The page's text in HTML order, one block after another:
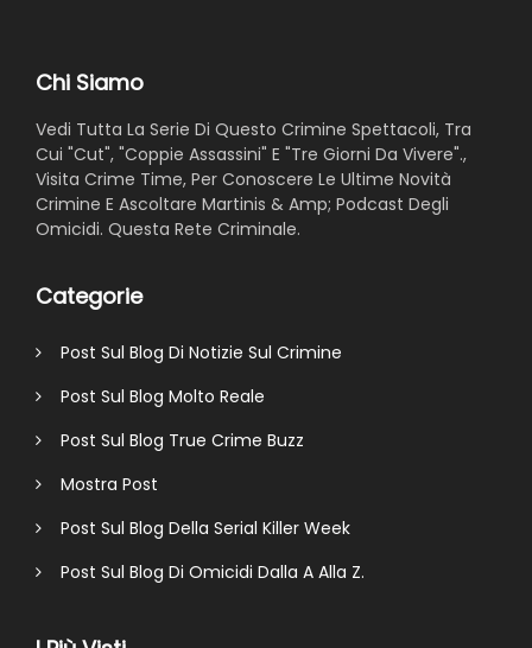
Chi Siamo
Vedi Tutta La Serie Di Questo Crimine Spettacoli, Tra
Cui "Cut", "Coppie Assassini" E "Tre Giorni Da Vivere".,
Visita Crime Time, Per Conoscere Le Ultime Novità
Crimine E Ascoltare Martinis & Amp; Podcast Degli
Omicidi. Questa Rete Criminale.
Categorie
Post Sul Blog Di Notizie Sul Crimine
Post Sul Blog Molto Reale
Post Sul Blog True Crime Buzz
Mostra Post
Post Sul Blog Della Serial Killer Week
Post Sul Blog Di Omicidi Dalla A Alla Z.